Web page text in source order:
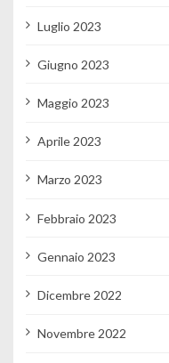
Luglio 2023
Giugno 2023
Maggio 2023
Aprile 2023
Marzo 2023
Febbraio 2023
Gennaio 2023
Dicembre 2022
Novembre 2022